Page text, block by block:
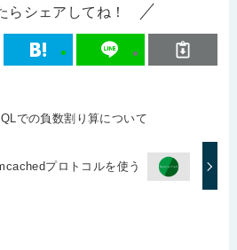
らシェアしてね！
での負数割り算について
プロトコルを使う